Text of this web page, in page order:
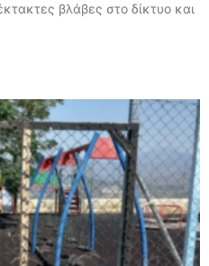
βλάβες στο δίκτυο και